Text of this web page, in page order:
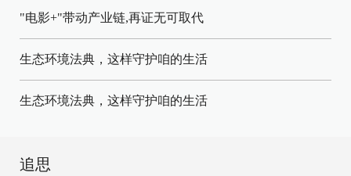
"电影+"带动产业链,再证无可取代
生态环境法典，这样守护咱的生活
生态环境法典，这样守护咱的生活
追思